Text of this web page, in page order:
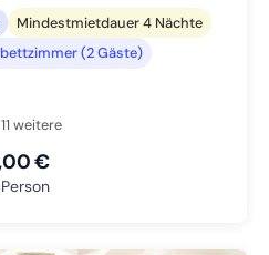
Mindestmietdauer 4 Nächte
(2 Gäste)
weitere
€